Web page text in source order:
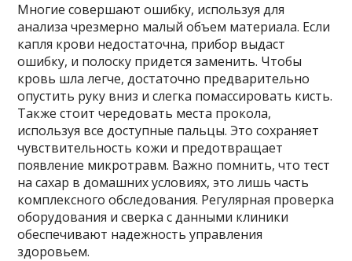
Многие совершают ошибку, используя для
анализа чрезмерно малый объем материала. Если
капля крови недостаточна, прибор выдаст
ошибку, и полоску придется заменить. Чтобы
кровь шла легче, достаточно предварительно
опустить руку вниз и слегка помассировать кисть.
Также стоит чередовать места прокола,
используя все доступные пальцы. Это сохраняет
чувствительность кожи и предотвращает
появление микротравм. Важно помнить, что тест
на сахар в домашних условиях, это лишь часть
комплексного обследования. Регулярная проверка
оборудования и сверка с данными клиники
обеспечивают надежность управления
здоровьем.